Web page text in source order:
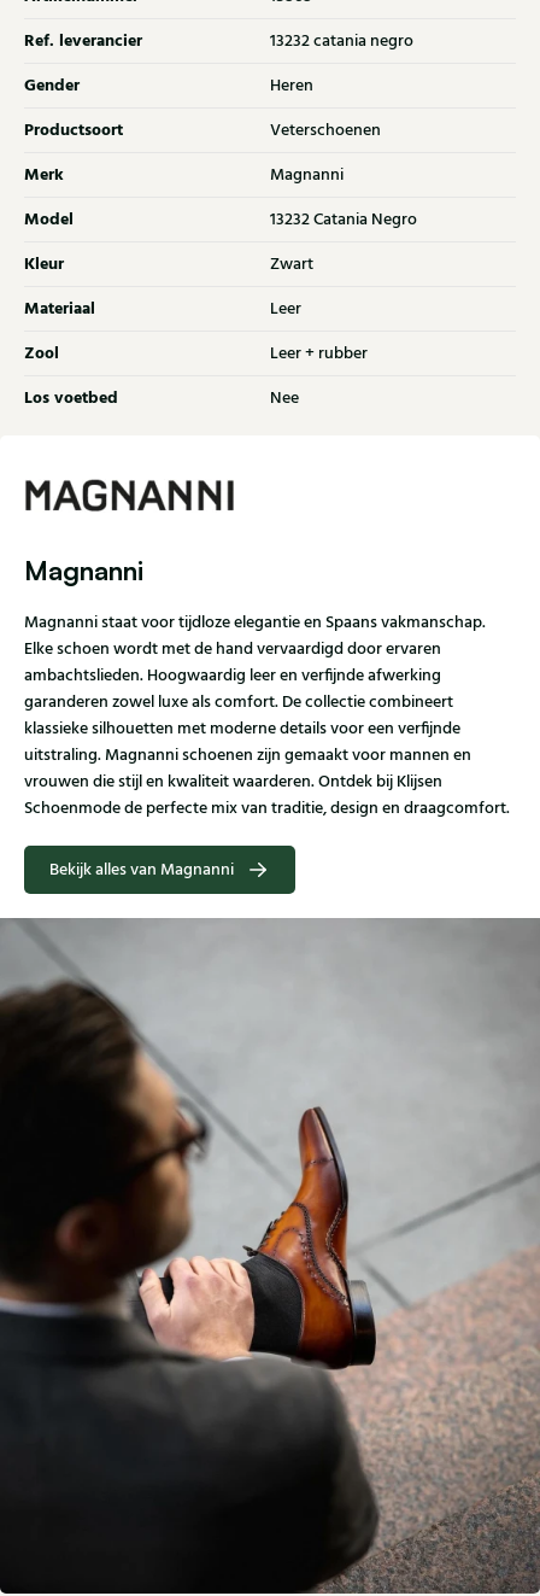
Ref. leverancier 13232 catania negro
Gender Heren
Productsoort Veterschoenen
Merk Magnanni
Model 13232 Catania Negro
Kleur Zwart
Materiaal Leer
Zool Leer + rubber
Los voetbed Nee
Magnanni
Magnanni staat voor tijdloze elegantie en Spaans vakmanschap.
Elke schoen wordt met de hand vervaardigd door ervaren
ambachtslieden. Hoogwaardig leer en verfijnde afwerking
garanderen zowel luxe als comfort. De collectie combineert
klassieke silhouetten met moderne details voor een verfijnde
uitstraling. Magnanni schoenen zijn gemaakt voor mannen en
vrouwen die stijl en kwaliteit waarderen. Ontdek bij Klijsen
Schoenmode de perfecte mix van traditie, design en draagcomfort.
Bekijk alles van Magnanni